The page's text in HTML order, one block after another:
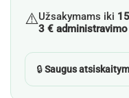
⚠️Užsakymams iki
3 €
🔒Saugus